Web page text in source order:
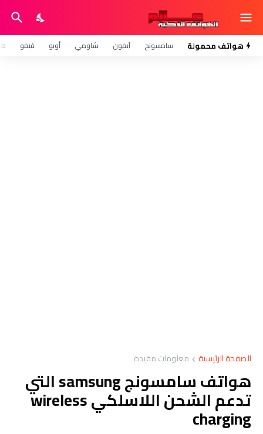
هواتف محمولة سامسونج آيفون شاومي أوبو فيفو
الصفحة الرئيسية معلومات مفيدة
هواتف سامسونج samsung التي
تدعم الشحن اللاسلكي wireless
charging